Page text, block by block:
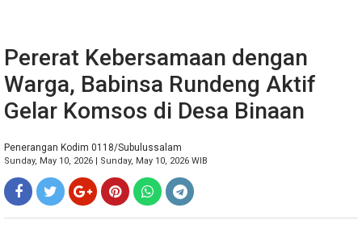
Pererat Kebersamaan dengan
Warga, Babinsa Rundeng Aktif
Gelar Komsos di Desa Binaan
Penerangan Kodim 0118/Subulussalam
Sunday, May 10, 2026 | Sunday, May 10, 2026 WIB